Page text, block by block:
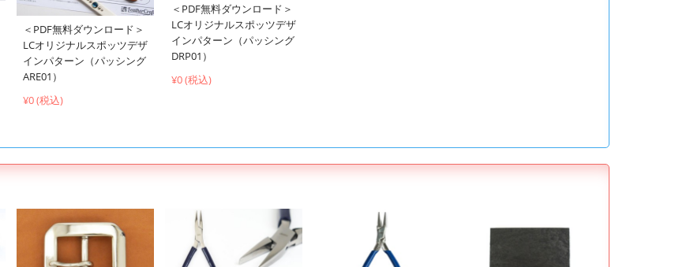
＜PDF無料ダウンロード＞
LCオリジナルスポッツデザ
インパターン（パッシング
ARE01）
¥0 (税込)
＜PDF無料ダウンロード＞
LCオリジナルスポッツデザ
インパターン（パッシング
DRP01）
¥0 (税込)